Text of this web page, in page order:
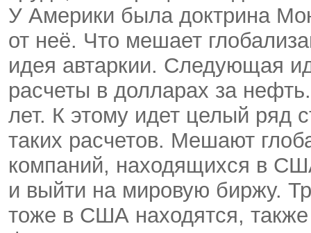
У Америки была доктрина
от неё. Что мешает
идея автаркии. Следующая
расчеты в долларах за
лет. К этому идет целый ряд
таких расчетов. Мешают
компаний, находящихся в
и выйти на мировую биржу.
тоже в США находятся,